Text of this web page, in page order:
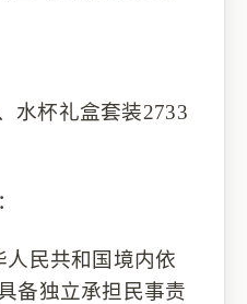
水杯礼盒套装2733
民共和国境内依
备独立承担民事责